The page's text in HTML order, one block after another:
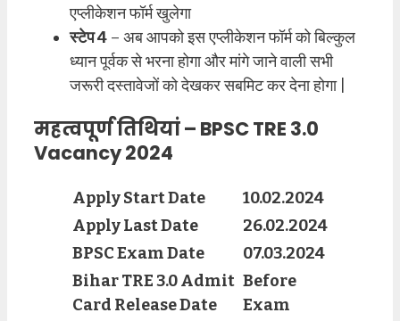
एप्लीकेशन फॉर्म खुलेगा
स्टेप 4 – अब आपको इस एप्लीकेशन फॉर्म को बिल्कुल
ध्यान पूर्वक से भरना होगा और मांगे जाने वाली सभी
जरूरी दस्तावेजों को देखकर सबमिट कर देना होगा |
महत्वपूर्ण तिथियां – BPSC TRE 3.0
Vacancy 2024
Apply Start Date
10.02.2024
Apply Last Date
26.02.2024
BPSC Exam Date
07.03.2024
Bihar TRE 3.0 Admit
Card Release Date
Before
Exam